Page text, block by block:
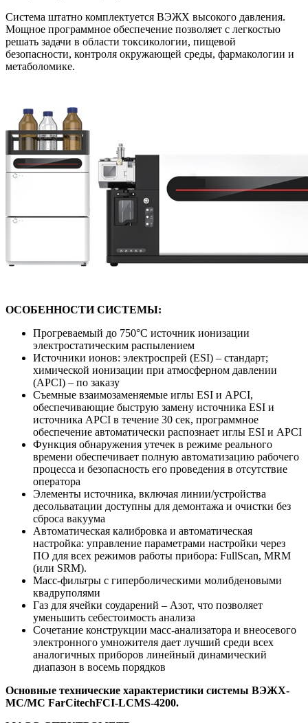
Система штатно комплектуется ВЭЖХ высокого давления.
Мощное программное обеспечение позволяет с легкостью
решать задачи в области токсикологии, пищевой
безопасности, контроля окружающей среды, фармакологии и
метаболомике.
ОСОБЕННОСТИ СИСТЕМЫ:
Прогреваемый до 750°С источник ионизации
электростатическим распылением
Источники ионов: электроспрей (ESI) – стандарт;
химической ионизации при атмосферном давлении
(APCI) – по заказу
Съемные взаимозаменяемые иглы ESI и APCI,
обеспечивающие быструю замену источника ESI и
источника APCI в течение 30 сек, программное
обеспечение автоматически распознает иглы ESI и APCI
Функция обнаружения утечек в режиме реального
времени обеспечивает полную автоматизацию рабочего
процесса и безопасность его проведения в отсутствие
оператора
Элементы источника, включая линии/устройства
десольватации доступны для демонтажа и очистки без
сброса вакуума
Автоматическая калибровка и автоматическая
настройка: управление параметрами настройки через
ПО для всех режимов работы прибора: FullScan, MRM
(или SRM).
Масс-фильтры с гиперболическими молибденовыми
квадруполями
Газ для ячейки соударений – Азот, что позволяет
уменьшить себестоимость анализа
Сочетание конструкции масс-анализатора и внеосевого
электронного умножителя дает лучший среди всех
аналогичных приборов линейный динамический
диапазон в восемь порядков
Основные технические характеристики системы ВЭЖХ-
МС/МС FarCitechFCI-LCMS-4200.